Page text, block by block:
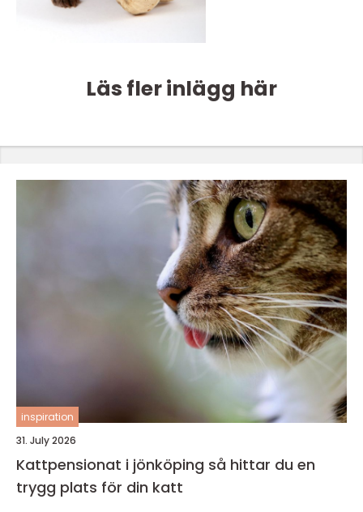
Läs fler inlägg här
inspiration
31. July 2026
Kattpensionat i jönköping så hittar du en
trygg plats för din katt